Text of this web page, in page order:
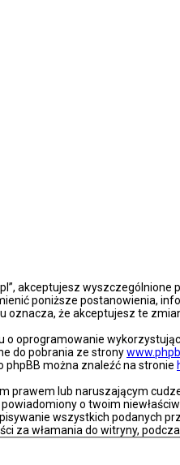
akceptujesz
poniższe postanowienia,
oznacza, że akceptujesz te
o oprogramowanie
do pobrania ze strony
można znaleźć na stronie
lub naruszającym
o twoim
wszystkich podanych
za włamania do witryny,